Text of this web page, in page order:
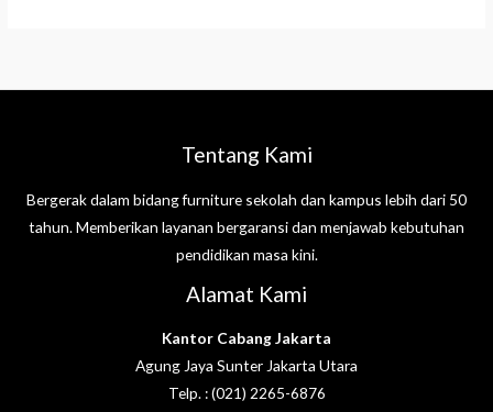
Tentang Kami
Bergerak dalam bidang furniture sekolah dan kampus lebih dari 50
tahun. Memberikan layanan bergaransi dan menjawab kebutuhan
pendidikan masa kini.
Alamat Kami
Kantor Cabang Jakarta
Agung Jaya Sunter Jakarta Utara
Telp. : (021) 2265-6876